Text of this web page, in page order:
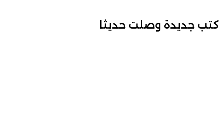
كتب جديدة وصلت حديثا